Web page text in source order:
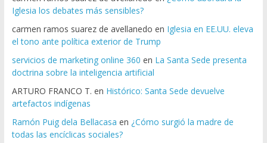
Iglesia los debates más sensibles?
carmen ramos suarez de avellanedo en Iglesia en EE.UU. eleva
el tono ante política exterior de Trump
servicios de marketing online 360 en La Santa Sede presenta
doctrina sobre la inteligencia artificial
ARTURO FRANCO T. en Histórico: Santa Sede devuelve
artefactos indígenas
Ramón Puig dela Bellacasa en ¿Cómo surgió la madre de
todas las encíclicas sociales?